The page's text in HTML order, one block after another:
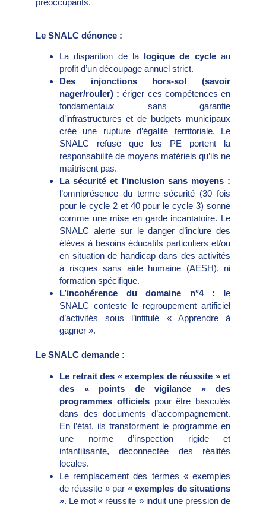
préoccupants.
Le SNALC dénonce :
La disparition de la logique de cycleau
profit d’un découpage annuel strict.
Des injonctions hors-sol (savoir
nager/rouler) : ériger ces compétences en
fondamentaux sans garantie
d’infrastructures et de budgets municipaux
crée une rupture d’égalité territoriale. Le
SNALC refuse que les PE portent la
responsabilité de moyens matériels qu’ils ne
maîtrisent pas.
La sécurité et l’inclusion sans moyens :
l’omniprésence du terme sécurité (30 fois
pour le cycle 2 et 40 pour le cycle 3) sonne
comme une mise en garde incantatoire. Le
SNALC alerte sur le danger d’inclure des
élèves à besoins éducatifs particuliers et/ou
en situation de handicap dans des activités
à risques sans aide humaine (AESH), ni
formation spécifique.
L’incohérence du domaine n°4 : le
SNALC conteste le regroupement artificiel
d’activités sous l’intitulé « Apprendre à
gagner ».
Le SNALC demande :
Le retrait des « exemples de réussite » et
des « points de vigilance » des
programmes officielspour être basculés
dans des documents d’accompagnement.
En l’état, ils transforment le programme en
une norme d’inspection rigide et
infantilisante, déconnectée des réalités
locales.
Le remplacement des termes « exemples
de réussite » par « exemples de situations
». Le mot « réussite » induit une pression de